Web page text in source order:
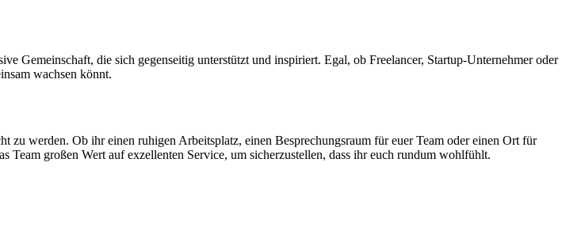
Gemeinschaft, die sich gegenseitig unterstützt und inspiriert. Egal, ob Freelancer, Startup-Unternehmer oder
wachsen könnt.
werden. Ob ihr einen ruhigen Arbeitsplatz, einen Besprechungsraum für euer Team oder einen Ort für
Team großen Wert auf exzellenten Service, um sicherzustellen, dass ihr euch rundum wohlfühlt.